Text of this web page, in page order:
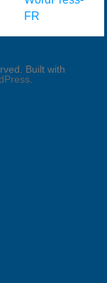
FR
Built with